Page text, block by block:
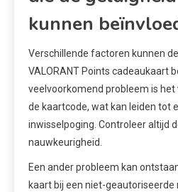
kunnen
Verschillende factoren kunnen
VALORANT Points cadeaukaart
veelvoorkomend probleem is het
de kaartcode, wat kan leiden tot
inwisselpoging. Controleer altijd
nauwkeurigheid.
Een ander probleem kan
kaart bij een niet-geautoriseerde